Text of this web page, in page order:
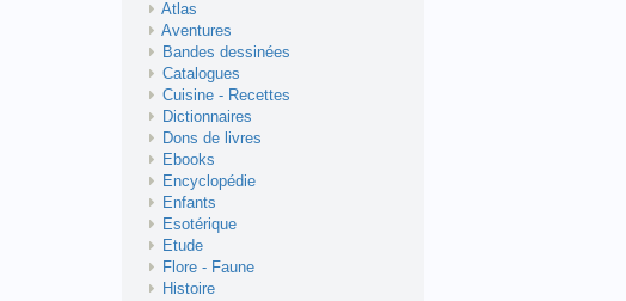
Atlas
Aventures
Bandes dessinées
Catalogues
Cuisine - Recettes
Dictionnaires
Dons de livres
Ebooks
Encyclopédie
Enfants
Esotérique
Etude
Flore - Faune
Histoire